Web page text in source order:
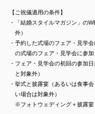
【ご祝儀適用の条件】
・「結婚スタイルマガジン」の
外）
・予約した式場のフェア・見学
の式場のフェア・見学会に参
・フェア・見学会の初回の参加
と対象外）
・挙式と披露宴（あるいは食事
い場合は対象外）
※フォトウェディング＋披露